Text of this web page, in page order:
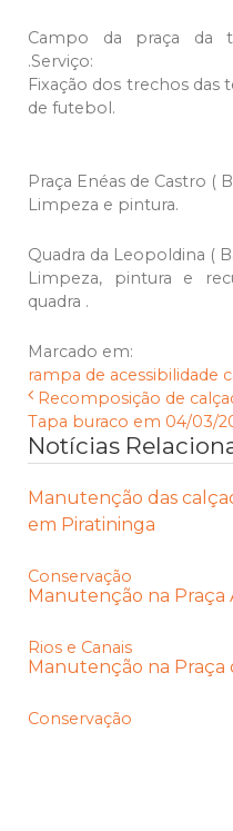
Campo da praça da
.Serviço:
Fixação dos trechos
de futebol.
Praça Enéas de Castro (
Limpeza e pintura.
Quadra da Leopoldina (
Limpeza, pintura e
quadra .
Marcado em:
rampa de acessibilidade
Recomposição de
Tapa buraco em 04/03/
Notícias
Manutenção das
em Piratininga
Conservação
Manutenção na Praça
Rios e Canais
Manutenção na Praça
Conservação